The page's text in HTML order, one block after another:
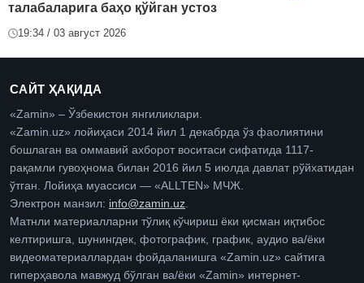
талабаларига баҳо қўйган устоз
19:34 / 03 август 2026
САЙТ ҲАҚИДА
«Zamin» – Ўзбекистон янгиликлари.
«Zamin.uz» лойиҳаси 2014 йил 1 декабрда ўз фаолиятини
бошлаган ва оммавий ахборот воситаси сифатида 1117-
рақамли гувоҳнома билан 2016 йил 5 июлда давлат рўйхатидан
ўтган. Лойиҳа муассиси — «ALLTEN» МЧЖ.
Электрон манзил: info@zamin.uz.
Матнли материалларни тўлиқ кўчириш ёки қисман иқтибос
келтиришга, шунингдек, фотографик, график, аудио ва/ёки
видеоматериаллардан фойдаланишга «Zamin.uz» сайтига
гиперҳавола мавжуд бўлган ва/ёки «Zamin» интернет-